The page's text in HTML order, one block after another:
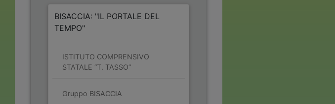
BISACCIA: "IL PORTALE DEL
TEMPO"
ISTITUTO COMPRENSIVO
STATALE “T. TASSO”
Gruppo BISACCIA